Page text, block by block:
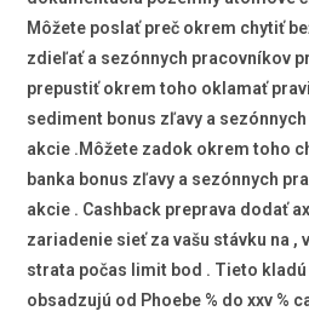
Môžete poslať preč okrem chytiť
zdieľať a sezónnych pracovníkov
prepustiť okrem toho oklamať
sediment bonus zľavy a
akcie .Môžete zadok okrem toho
banka bonus zľavy a sezónnych
akcie . Cashback preprava dodať
zariadenie sieť za vašu stávku na
strata počas limit bod . Tieto
obsadzujú od Phoebe % do xxv %